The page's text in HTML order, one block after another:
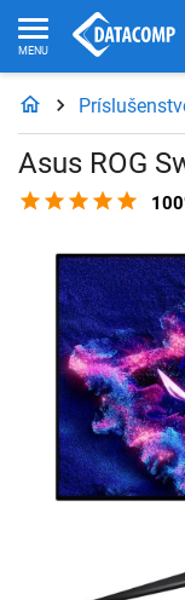
Asus ROG